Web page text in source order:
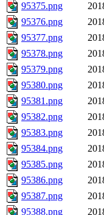
95375.png
95376.png
95377.png
95378.png
95379.png
95380.png
95381.png
95382.png
95383.png
95384.png
95385.png
95386.png
95387.png
95388.png